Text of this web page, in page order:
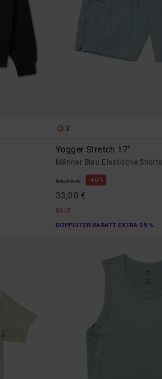
3
Yogger Stretch 17"
Männer Blau Elastische Shorts
55,00 € 40%
33,00 €
SALE
DOPPELTER RABATT EXTRA 25 %